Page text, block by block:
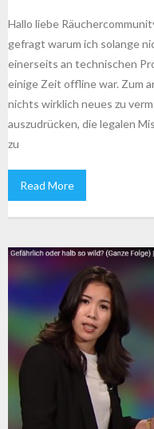
Hallo liebe
gefragt warum ich solange
einerseits an technischen
einige Zeit offline war. Zum
nichts wirklich neues zu
auszudrücken, die legalen
zu
Read More